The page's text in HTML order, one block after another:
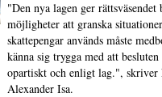
"Den nya lagen ger rättsväsendet
möjligheter att granska
skattepengar används måste
känna sig trygga med att
opartiskt och enligt lag.", skriver
Alexander Isa.